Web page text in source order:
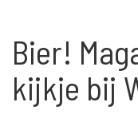
Bier!
kijkje bij